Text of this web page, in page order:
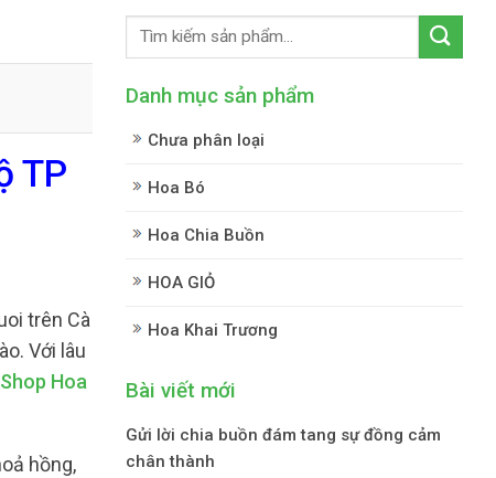
TP
trên Cà
Với lâu
Shop Hoa
hồng,
Danh mục sản phẩm
Chưa phân loại
Hoa Bó
Hoa Chia Buồn
HOA GIỎ
Hoa Khai Trương
Bài viết mới
Gửi lời chia buồn đám tang sự đồng cảm
chân thành